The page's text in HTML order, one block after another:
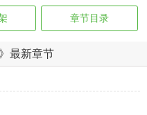
章节目录
最新章节